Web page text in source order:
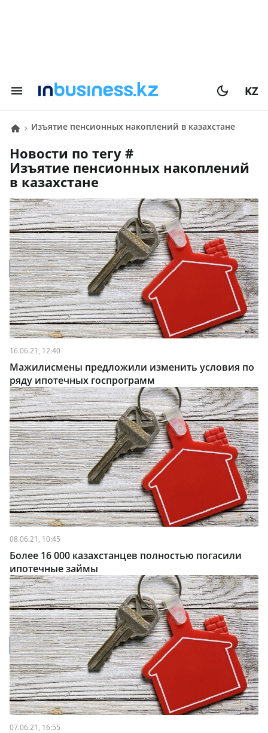
KZ
изъятие пенсионных накоплений в казахстане
Новости по тегу #
изъятие пенсионных накоплений
в казахстане
16.06.21, 12:40
Мажилисмены предложили изменить условия по
ряду ипотечных госпрограмм
08.06.21, 10:45
Более 16 000 казахстанцев полностью погасили
ипотечные займы
07.06.21, 16:55